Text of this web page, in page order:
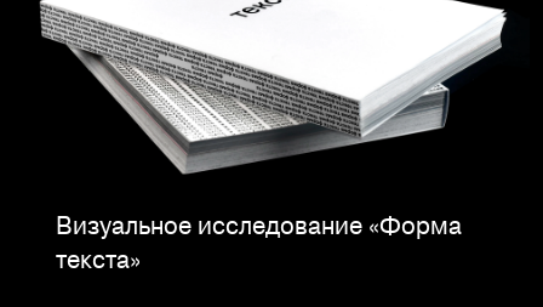
Визуальное исследование «Форма
текста»